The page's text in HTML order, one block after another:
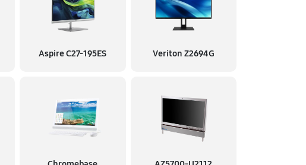
Aspire C27-195ES Veriton Z2694G